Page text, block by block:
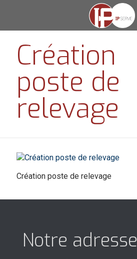
Création
poste de
relevage
Création poste de relevage
Notre adresse